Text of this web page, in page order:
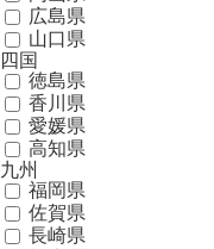
広島県
山口県
四国
徳島県
香川県
愛媛県
高知県
九州
福岡県
佐賀県
長崎県